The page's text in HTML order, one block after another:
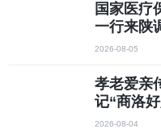
国家医疗
一行来陕
2026-08-05
孝老爱亲
记“商洛
2026-08-04